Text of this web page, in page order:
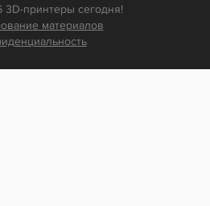
принтеры сегодня!
материалов